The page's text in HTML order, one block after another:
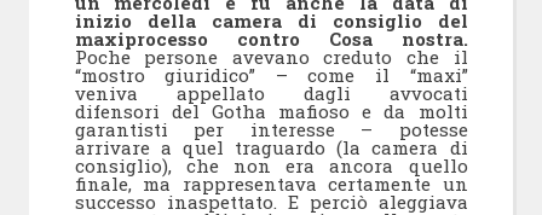
inizio della camera di consiglio del
maxiprocesso contro Cosa nostra.
Poche persone avevano creduto che il
“mostro giuridico” – come il “maxi”
veniva appellato dagli avvocati
difensori del Gotha mafioso e da molti
garantisti per interesse – potesse
arrivare a quel traguardo (la camera di
consiglio), che non era ancora quello
finale, ma rappresentava certamente un
successo inaspettato. E perciò aleggiava